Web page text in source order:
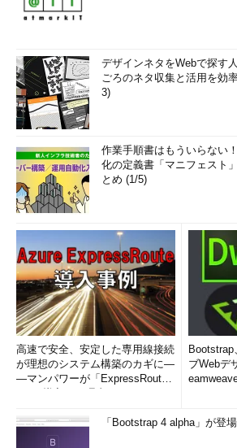
デザインネタをWebで探す
ごろのネタ収集と活用を効
3)
作業手順書はもういらない
化の定義書「マニフェスト
とめ (1/5)
高速で安全、安定した専用線接続
が理想のシステム構築のカギに―
―マンパワーが「ExpressRout
ブWebデ
「Bootstrap 4 alpha」が登場